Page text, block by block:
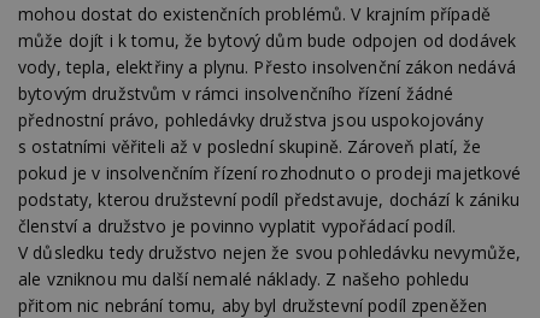
mohou dostat do existenčních problémů. V krajním případě
může dojít i k tomu, že bytový dům bude odpojen od dodávek
vody, tepla, elektřiny a plynu. Přesto insolvenční zákon nedává
bytovým družstvům v rámci insolvenčního řízení žádné
přednostní právo, pohledávky družstva jsou uspokojovány
s ostatními věřiteli až v poslední skupině. Zároveň platí, že
pokud je v insolvenčním řízení rozhodnuto o prodeji majetkové
podstaty, kterou družstevní podíl představuje, dochází k zániku
členství a družstvo je povinno vyplatit vypořádací podíl.
V důsledku tedy družstvo nejen že svou pohledávku nevymůže,
ale vzniknou mu další nemalé náklady. Z našeho pohledu
přitom nic nebrání tomu, aby byl družstevní podíl zpeněžen